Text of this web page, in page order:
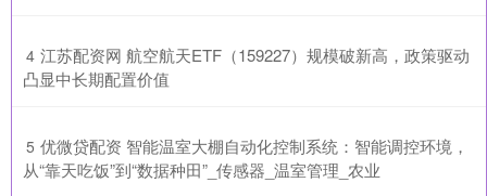
4 ​江苏配资网 航空航天ETF（159227）规模破新高，政策驱动
凸显中长期配置价值
5 ​优微贷配资 智能温室大棚自动化控制系统：智能调控环境，
从“靠天吃饭”到“数据种田”_传感器_温室管理_农业